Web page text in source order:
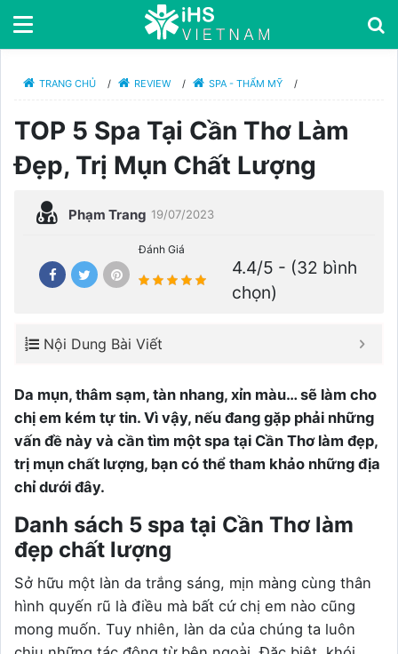
TRANG CHỦ / REVIEW / SPA - THẨM MỸ /
TOP 5 Spa Tại Cần Thơ Làm
Đẹp, Trị Mụn Chất Lượng
Phạm Trang 19/07/2023
Đánh Giá
4.4/5 - (32 bình
chọn)
Nội Dung Bài Viết
Da mụn, thâm sạm, tàn nhang, xỉn màu… sẽ làm cho
chị em kém tự tin. Vì vậy, nếu đang gặp phải những
vấn đề này và cần tìm một spa tại Cần Thơ làm đẹp,
trị mụn chất lượng, bạn có thể tham khảo những địa
chỉ dưới đây.
Danh sách 5 spa tại Cần Thơ làm
đẹp chất lượng
Sở hữu một làn da trắng sáng, mịn màng cùng thân
hình quyến rũ là điều mà bất cứ chị em nào cũng
mong muốn. Tuy nhiên, làn da của chúng ta luôn